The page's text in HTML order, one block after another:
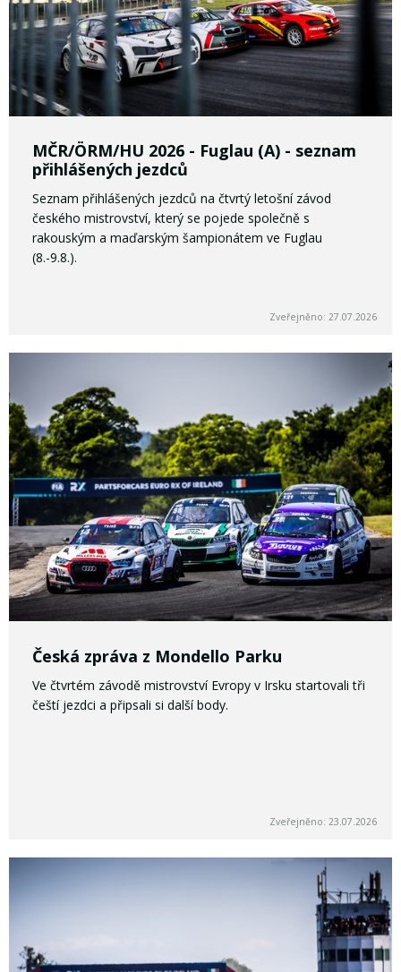
MČR/ÖRM/HU 2026 - Fuglau (A) - seznam
přihlášených jezdců
Seznam přihlášených jezdců na čtvrtý letošní závod
českého mistrovství, který se pojede společně s
rakouským a maďarským šampionátem ve Fuglau
(8.-9.8.).
Zveřejněno: 27.07.2026
Česká zpráva z Mondello Parku
Ve čtvrtém závodě mistrovství Evropy v Irsku startovali tři
čeští jezdci a připsali si další body.
Zveřejněno: 23.07.2026